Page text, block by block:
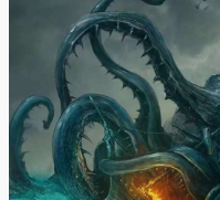
Mon compte
Connexion
Créer un compte
Mode nuit